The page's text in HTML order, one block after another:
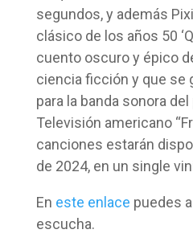
segundos, y además
clásico de los años 50
cuento oscuro y épico
ciencia ficción y que se
para la banda sonora
Televisión americano
canciones estarán
de 2024, en un single
En este enlace puedes
escucha.